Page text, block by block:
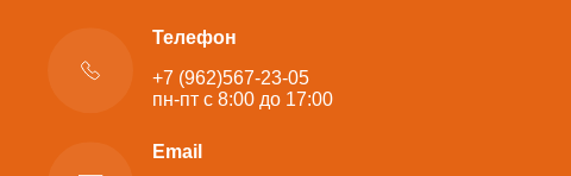
Телефон
+7 (962)567-23-05
пн-пт с 8:00 до 17:00
Email